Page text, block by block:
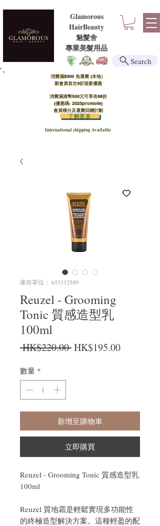
Glamorous
HairBeauty
魅髮舍
​​專業美髮用品
消費滿$300 免運費 (本地）​
新會員首次9折迎新優惠
消費滿港幣500元可享有88折
(優惠碼: 2023promote)
會員積分及運費回贈計劃
International shipping Available
了解更多
Search
庫存單位： 653332589
Reuzel - Grooming
Tonic 質感造型乳
100ml
HK$220.00 一般價格
HK$195.00促銷價格
數量 *
新增至購物車
立即購買
Reuzel - Grooming Tonic 質感造型乳
100ml
Reuzel 質地霜是輕鬆實現多功能性
的終極造型解決方案。這種輕盈的配